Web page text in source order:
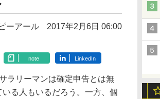
ーアール 2017年2月6日 06:00
note LinkedIn
ラリーマンは確定申告とは無
る人もいるだろう。一方、個